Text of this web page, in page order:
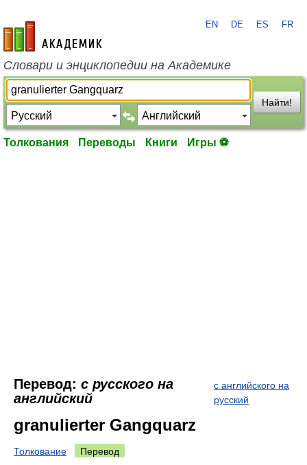
academic.ru
EN DE ES FR
Словари и энциклопедии на Академике
Найти!
Толкования Переводы Книги Игры ⚽
Перевод: с русского на
английский
с английского на
русский
granulierter Gangquarz
Толкование Перевод